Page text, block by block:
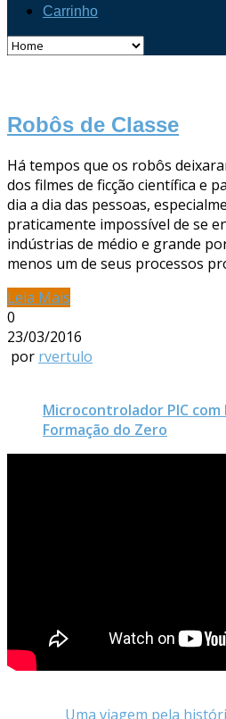
Carrinho
Robôs de Classe
Há tempos que os robôs
dos filmes de ficção científica e
dia a dia das pessoas,
praticamente impossível de se
indústrias de médio e grande
menos um de seus processos
Leia Mais
0
23/03/2016
por rvertulo
Microcontrolador PIC com
Formação do Zero
Uma viagem pela